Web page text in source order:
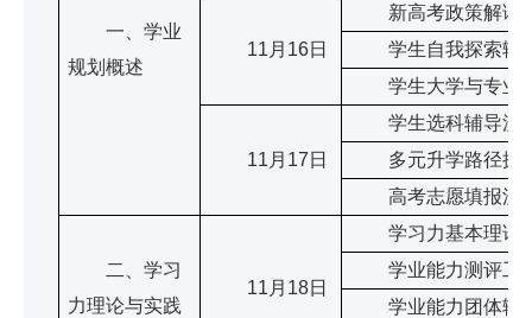
一、学业
规划概述
11月16日
新高考政策解读
学生自我探索辅
学生大学与专业
11月17日
学生选科辅导流
多元升学路径探
高考志愿填报流
二、学习
力理论与实践
11月18日
学习力基本理论
学业能力测评工
学业能力团体辅